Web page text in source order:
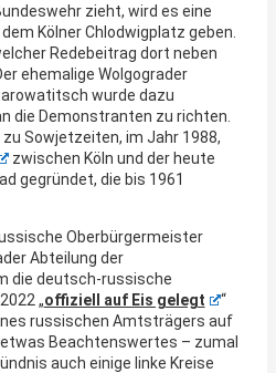
zieht, wird es eine
Kölner Chlodwigplatz geben.
Redebeitrag dort neben
ehemalige Wolgograder
wurde dazu
die Demonstranten zu richten.
Sowjetzeiten, im Jahr 1988,
zwischen Köln und der heute
gegründet, die bis 1961
Oberbürgermeister
Abteilung der
die deutsch-russische
„offiziell auf Eis gelegt
“
russischen Amtsträgers auf
Beachtenswertes – zumal
auch einige linke Kreise